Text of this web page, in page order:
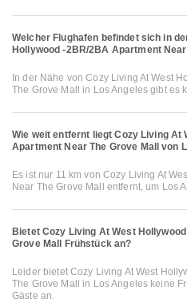
Welcher Flughafen befindet sich in
Hollywood -2BR/2BA Apartment
In der Nähe von Cozy Living At West
The Grove Mall in Los Angeles gibt es
Wie weit entfernt liegt Cozy Living At
Apartment Near The Grove Mall von
Es ist nur 11 km von Cozy Living At
Near The Grove Mall entfernt, um Los
Bietet Cozy Living At West
Grove Mall Frühstück an?
Leider bietet Cozy Living At West
The Grove Mall in Los Angeles keine
Gäste an.